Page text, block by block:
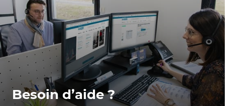
Besoin d’aide ?